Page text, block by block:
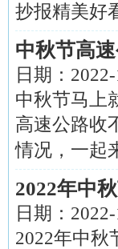
抄报精美好
中秋节高
日期：
中秋节马上
高速公路收
情况，一起
2022年中
日期：
2022年中秋